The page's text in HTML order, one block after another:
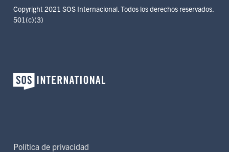
Copyright 2021 SOS Internacional. Todos los derechos reservados.
501(c)(3)
Política de privacidad